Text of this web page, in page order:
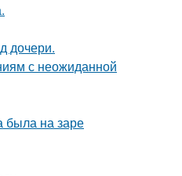
дочери.
с неожиданной
была на заре